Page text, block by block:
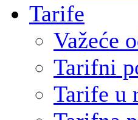
Tarife
Važeće
Tarifni
Tarife u